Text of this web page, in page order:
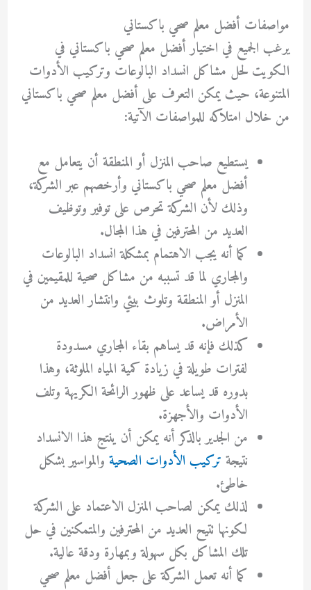
مواصفات أفضل معلم صحي باكستاني
يرغب الجميع في اختيار أفضل معلم صحي باكستاني في
الكويت لحل مشاكل انسداد البالوعات وتركيب الأدوات
المتنوعة، حيث يمكن التعرف على أفضل معلم صحي باكستاني
من خلال امتلاكه للمواصفات الآتية:
يستطيع صاحب المنزل أو المنطقة أن يتعامل مع
أفضل معلم صحي باكستاني وأرخصهم عبر الشركة،
وذلك لأن الشركة تحرص على توفير وتوظيف
العديد من المحترفين في هذا المجال.
كما أنه يجب الاهتمام بمشكلة انسداد البالوعات
والمجاري لما قد تسببه من مشاكل صحية للمقيمين في
المنزل أو المنطقة وتلوث بيئي وانتشار العديد من
الأمراض.
كذلك فإنه قد يساهم بقاء المجاري مسدودة
لفترات طويلة في زيادة كمية المياه الملوثة، وهذا
بدوره قد يساعد على ظهور الرائحة الكريهة وتلف
الأدوات والأجهزة.
من الجدير بالذكر أنه يمكن أن ينتج هذا الانسداد
نتيجة تركيب الأدوات الصحيةوالمواسير بشكل
خاطئ.
لذلك يمكن لصاحب المنزل الاعتماد على الشركة
لكونها تتيح العديد من المحترفين والمتمكنين في حل
تلك المشاكل بكل سهولة وبمهارة ودقة عالية.
كما أنه تعمل الشركة على جعل أفضل معلم صحي